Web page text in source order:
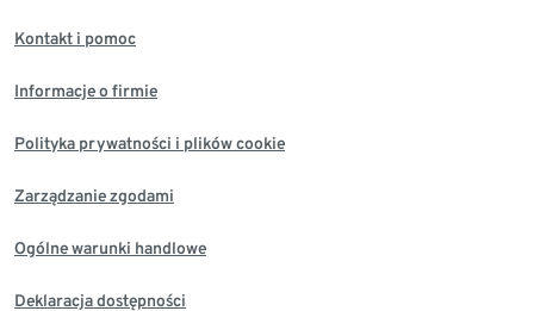
Kontakt i pomoc
Informacje o firmie
Polityka prywatności i plików cookie
Zarządzanie zgodami
Ogólne warunki handlowe
Deklaracja dostępności